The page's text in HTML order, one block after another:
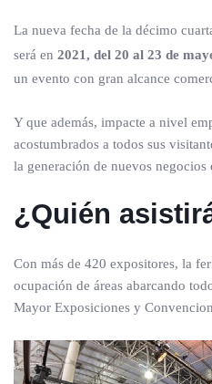
La nueva fecha de la décimo
será en 2021, del 20 al 23 de
un evento con gran alcance
Y que además, impacte a nivel
acostumbrados a todos sus
la generación de nuevos
¿Quién
Con más de 420 expositores, la
ocupación de áreas abarcando
Mayor Exposiciones y